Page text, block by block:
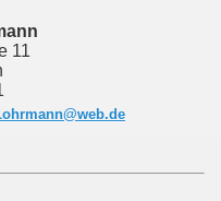
11